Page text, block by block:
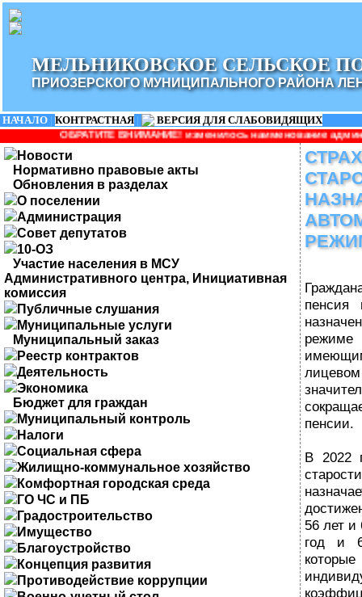
МЕЛЬНИКОВСКОЕ СЕЛЬСКОЕ
ПРИОЗЕРСКОГО МУНИЦИПАЛЬНОГО РАЙОНА
НАЧАЛО | КОНТРАСТНАЯ |
ВЕРСИЯ ДЛЯ СЛАБОВИДЯЩИХ
ВНИМАНИЕ! изменилось наименование администрации:
Новости
Нормативно правовые акты
Обновления в разделах
О поселении
Администрация
Совет депутатов
10-ОЗ
Участие населения в МСУ
Административного центра, Инициативная
комиссия
Публичные слушания
Муниципальные услуги
Муниципальный заказ
Реестр контрактов
Деятельность
Экономика
Бюджет для граждан
Муниципальный контроль
Налоги
Социальная сфера
Жилищно-коммунальное хозяйство
Комфортная городская среда
ГО ЧС и ПБ
Градостроительство
Имущество
Благоустройство
Концепция развития
Противодействие коррупции
пенсия
пенсии.
В 2022
56 лет
год и